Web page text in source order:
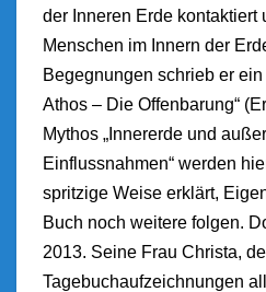
der Inneren Erde kontaktiert
Menschen im Innern der
Begegnungen schrieb er
Athos – Die Offenbarung“
Mythos „Innererde und
Einflussnahmen“ werden
spritzige Weise erklärt,
Buch noch weitere folgen.
2013. Seine Frau Christa,
Tagebuchaufzeichnungen